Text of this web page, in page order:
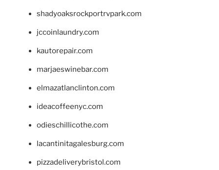
shadyoaksrockportrvpark.com
jccoinlaundry.com
kautorepair.com
marjaeswinebar.com
elmazatlanclinton.com
ideacoffeenyc.com
odieschillicothe.com
lacantinitagalesburg.com
pizzadeliverybristol.com